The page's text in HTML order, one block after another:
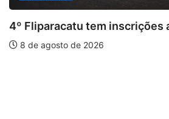
para o...